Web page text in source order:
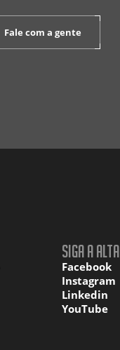
Fale com a gente
Siga a Alta
Facebook
Instagram
Linkedin
YouTube